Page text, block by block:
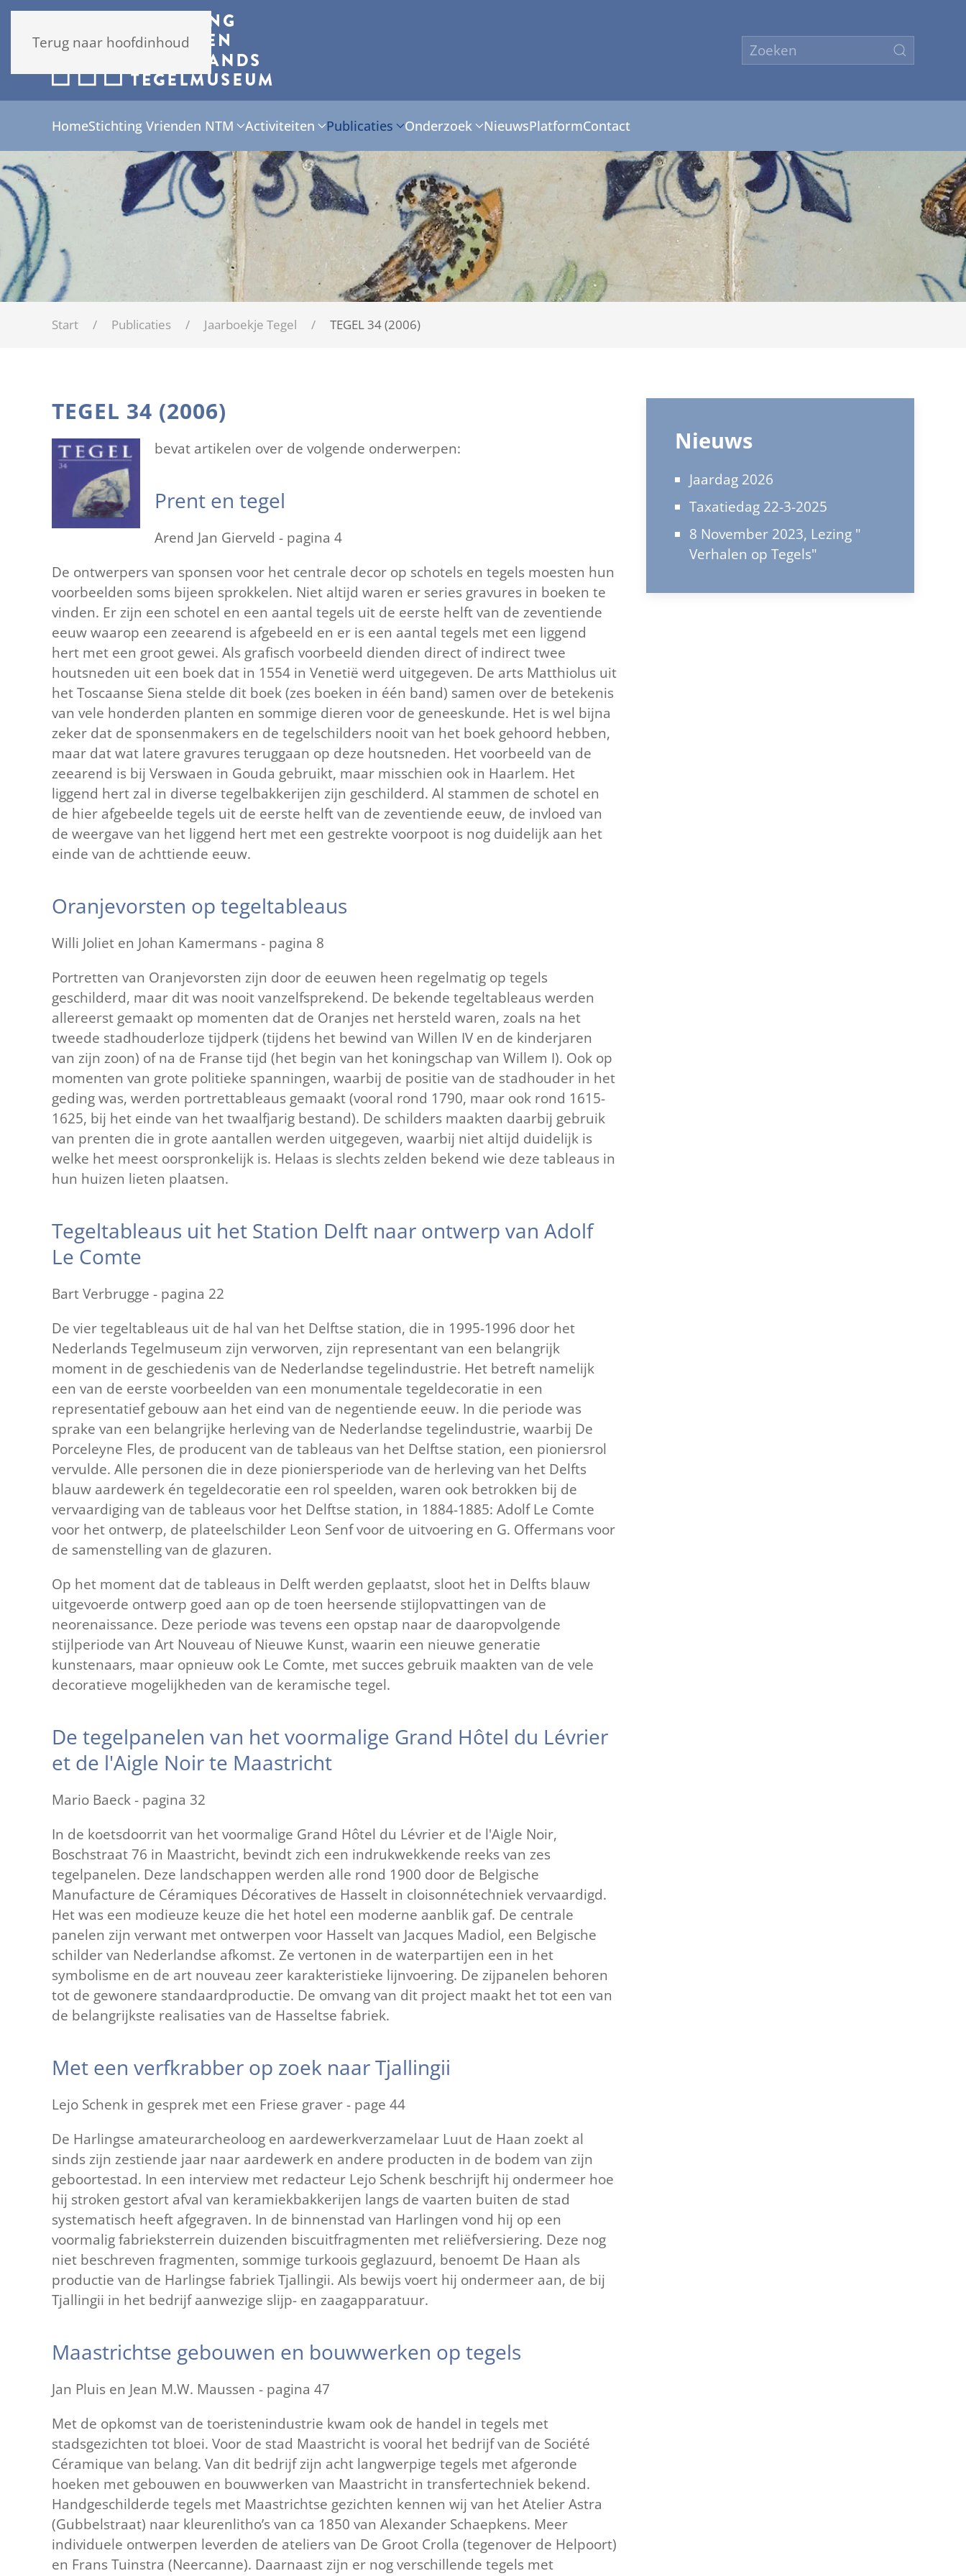
Terug naar hoofdinhoud
HomeStichting Vrienden NTM Activiteiten Publicaties Onderzoek NieuwsPlatformContact
Start Publicaties Jaarboekje Tegel TEGEL 34 (2006)
TEGEL 34 (2006)
bevat artikelen over de volgende onderwerpen:
Prent en tegel
Arend Jan Gierveld - pagina 4
De ontwerpers van sponsen voor het centrale decor op schotels en tegels moesten hun
voorbeelden soms bijeen sprokkelen. Niet altijd waren er series gravures in boeken te
vinden. Er zijn een schotel en een aantal tegels uit de eerste helft van de zeventiende
eeuw waarop een zeearend is afgebeeld en er is een aantal tegels met een liggend
hert met een groot gewei. Als grafisch voorbeeld dienden direct of indirect twee
houtsneden uit een boek dat in 1554 in Venetië werd uitgegeven. De arts Matthiolus uit
het Toscaanse Siena stelde dit boek (zes boeken in één band) samen over de betekenis
van vele honderden planten en sommige dieren voor de geneeskunde. Het is wel bijna
zeker dat de sponsenmakers en de tegelschilders nooit van het boek gehoord hebben,
maar dat wat latere gravures teruggaan op deze houtsneden. Het voorbeeld van de
zeearend is bij Verswaen in Gouda gebruikt, maar misschien ook in Haarlem. Het
liggend hert zal in diverse tegelbakkerijen zijn geschilderd. Al stammen de schotel en
de hier afgebeelde tegels uit de eerste helft van de zeventiende eeuw, de invloed van
de weergave van het liggend hert met een gestrekte voorpoot is nog duidelijk aan het
einde van de achttiende eeuw.
Oranjevorsten op tegeltableaus
Willi Joliet en Johan Kamermans - pagina 8
Portretten van Oranjevorsten zijn door de eeuwen heen regelmatig op tegels
geschilderd, maar dit was nooit vanzelfsprekend. De bekende tegeltableaus werden
allereerst gemaakt op momenten dat de Oranjes net hersteld waren, zoals na het
tweede stadhouderloze tijdperk (tijdens het bewind van Willen IV en de kinderjaren
van zijn zoon) of na de Franse tijd (het begin van het koningschap van Willem I). Ook op
momenten van grote politieke spanningen, waarbij de positie van de stadhouder in het
geding was, werden portrettableaus gemaakt (vooral rond 1790, maar ook rond 1615-
1625, bij het einde van het twaalfjarig bestand). De schilders maakten daarbij gebruik
van prenten die in grote aantallen werden uitgegeven, waarbij niet altijd duidelijk is
welke het meest oorspronkelijk is. Helaas is slechts zelden bekend wie deze tableaus in
hun huizen lieten plaatsen.
Tegeltableaus uit het Station Delft naar ontwerp van Adolf
Le Comte
Bart Verbrugge - pagina 22
De vier tegeltableaus uit de hal van het Delftse station, die in 1995-1996 door het
Nederlands Tegelmuseum zijn verworven, zijn representant van een belangrijk
moment in de geschiedenis van de Nederlandse tegelindustrie. Het betreft namelijk
een van de eerste voorbeelden van een monumentale tegeldecoratie in een
representatief gebouw aan het eind van de negentiende eeuw. In die periode was
sprake van een belangrijke herleving van de Nederlandse tegelindustrie, waarbij De
Porceleyne Fles, de producent van de tableaus van het Delftse station, een pioniersrol
vervulde. Alle personen die in deze pioniersperiode van de herleving van het Delfts
blauw aardewerk én tegeldecoratie een rol speelden, waren ook betrokken bij de
vervaardiging van de tableaus voor het Delftse station, in 1884-1885: Adolf Le Comte
voor het ontwerp, de plateelschilder Leon Senf voor de uitvoering en G. Offermans voor
de samenstelling van de glazuren.
Op het moment dat de tableaus in Delft werden geplaatst, sloot het in Delfts blauw
uitgevoerde ontwerp goed aan op de toen heersende stijlopvattingen van de
neorenaissance. Deze periode was tevens een opstap naar de daaropvolgende
stijlperiode van Art Nouveau of Nieuwe Kunst, waarin een nieuwe generatie
kunstenaars, maar opnieuw ook Le Comte, met succes gebruik maakten van de vele
decoratieve mogelijkheden van de keramische tegel.
De tegelpanelen van het voormalige Grand Hôtel du Lévrier
et de l'Aigle Noir te Maastricht
Mario Baeck - pagina 32
In de koetsdoorrit van het voormalige Grand Hôtel du Lévrier et de l'Aigle Noir,
Boschstraat 76 in Maastricht, bevindt zich een indrukwekkende reeks van zes
tegelpanelen. Deze landschappen werden alle rond 1900 door de Belgische
Manufacture de Céramiques Décoratives de Hasselt in cloisonnétechniek vervaardigd.
Het was een modieuze keuze die het hotel een moderne aanblik gaf. De centrale
panelen zijn verwant met ontwerpen voor Hasselt van Jacques Madiol, een Belgische
schilder van Nederlandse afkomst. Ze vertonen in de waterpartijen een in het
symbolisme en de art nouveau zeer karakteristieke lijnvoering. De zijpanelen behoren
tot de gewonere standaardproductie. De omvang van dit project maakt het tot een van
de belangrijkste realisaties van de Hasseltse fabriek.
Met een verfkrabber op zoek naar Tjallingii
Lejo Schenk in gesprek met een Friese graver - page 44
De Harlingse amateurarcheoloog en aardewerkverzamelaar Luut de Haan zoekt al
sinds zijn zestiende jaar naar aardewerk en andere producten in de bodem van zijn
geboortestad. In een interview met redacteur Lejo Schenk beschrijft hij ondermeer hoe
hij stroken gestort afval van keramiekbakkerijen langs de vaarten buiten de stad
systematisch heeft afgegraven. In de binnenstad van Harlingen vond hij op een
voormalig fabrieksterrein duizenden biscuitfragmenten met reliëfversiering. Deze nog
niet beschreven fragmenten, sommige turkoois geglazuurd, benoemt De Haan als
productie van de Harlingse fabriek Tjallingii. Als bewijs voert hij ondermeer aan, de bij
Tjallingii in het bedrijf aanwezige slijp- en zaagapparatuur.
Maastrichtse gebouwen en bouwwerken op tegels
Jan Pluis en Jean M.W. Maussen - pagina 47
Met de opkomst van de toeristenindustrie kwam ook de handel in tegels met
stadsgezichten tot bloei. Voor de stad Maastricht is vooral het bedrijf van de Société
Céramique van belang. Van dit bedrijf zijn acht langwerpige tegels met afgeronde
hoeken met gebouwen en bouwwerken van Maastricht in transfertechniek bekend.
Handgeschilderde tegels met Maastrichtse gezichten kennen wij van het Atelier Astra
(Gubbelstraat) naar kleurenlitho’s van ca 1850 van Alexander Schaepkens. Meer
individuele ontwerpen leverden de ateliers van De Groot Crolla (tegenover de Helpoort)
en Frans Tuinstra (Neercanne). Daarnaast zijn er nog verschillende tegels met
Nieuws
Jaardag 2026
Taxatiedag 22-3-2025
8 November 2023, Lezing "
Verhalen op Tegels"